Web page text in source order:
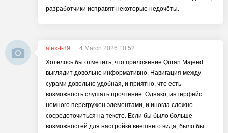
разработчики исправят некоторые недочёты.
alex-t-89
4 March 2026 10:52
Хотелось бы отметить, что приложение Quran Majeed
выглядит довольно информативно. Навигация между
сурами довольно удобная, и приятно, что есть
возможность слушать прочтение. Однако, интерфейс
немного перегружен элементами, и иногда сложно
сосредоточиться на тексте. Если бы было больше
возможностей для настройки внешнего вида, было бы